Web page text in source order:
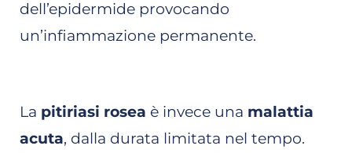
dell’epidermide provocando
un’infiammazione permanente.
La pitiriasi rosea è invece una malattia
acuta, dalla durata limitata nel tempo.